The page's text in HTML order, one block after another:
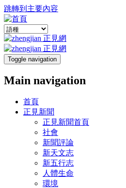
跳轉到主要內容
Toggle navigation
Main navigation
首頁
正見新聞
正見新聞首頁
社會
新聞評論
新天文志
新五行志
人體生命
環境